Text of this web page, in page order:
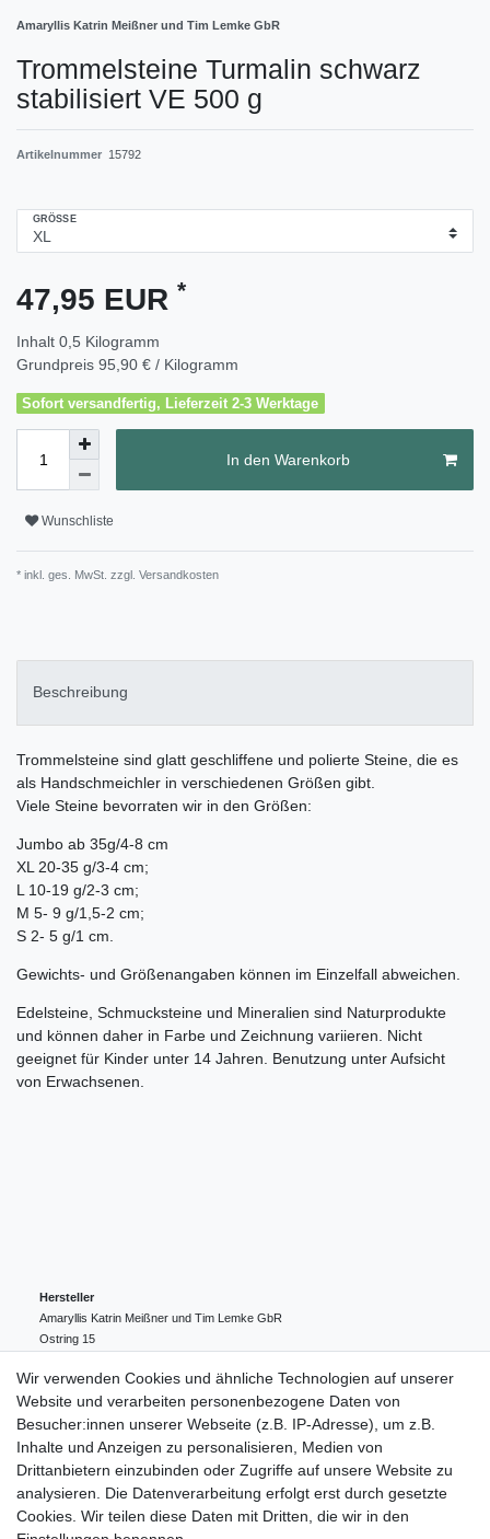
Amaryllis Katrin Meißner und Tim Lemke GbR
Trommelsteine Turmalin schwarz
stabilisiert VE 500 g
Artikelnummer 15792
GRÖSSE
47,95 EUR *
Inhalt 0,5 Kilogramm
Grundpreis 95,90 € / Kilogramm
Sofort versandfertig, Lieferzeit 2-3 Werktage
In den Warenkorb
Wunschliste
* inkl. ges. MwSt. zzgl. Versandkosten
Beschreibung
Trommelsteine sind glatt geschliffene und polierte Steine, die es
als Handschmeichler in verschiedenen Größen gibt.
Viele Steine bevorraten wir in den Größen:
Jumbo ab 35g/4-8 cm
XL 20-35 g/3-4 cm;
L 10-19 g/2-3 cm;
M 5- 9 g/1,5-2 cm;
S 2- 5 g/1 cm.
Gewichts- und Größenangaben können im Einzelfall abweichen.
Edelsteine, Schmucksteine und Mineralien sind Naturprodukte
und können daher in Farbe und Zeichnung variieren. Nicht
geeignet für Kinder unter 14 Jahren. Benutzung unter Aufsicht
von Erwachsenen.
Hersteller
Amaryllis Katrin Meißner und Tim Lemke GbR
Ostring 15
004943548099856
amaryllis-eckernfoerde@t-online.de
EU-Verantwortlicher
Amaryllis Katrin Meißner und Tim Lemke GbR
Ostring
15
004943548099856
amaryllis-eckernfoerde@t-online.de
Wir verwenden Cookies und ähnliche Technologien auf unserer
Website und verarbeiten personenbezogene Daten von
Besucher:innen unserer Webseite (z.B. IP-Adresse), um z.B.
Inhalte und Anzeigen zu personalisieren, Medien von
Drittanbietern einzubinden oder Zugriffe auf unsere Website zu
analysieren. Die Datenverarbeitung erfolgt erst durch gesetzte
Cookies. Wir teilen diese Daten mit Dritten, die wir in den